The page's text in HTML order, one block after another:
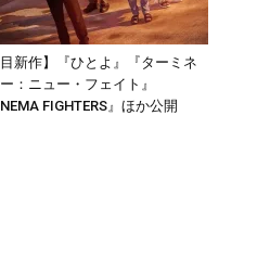
目新作】『ひとよ』『ターミネ
：ニュー・フェイト』
FIGHTERS』ほか公開